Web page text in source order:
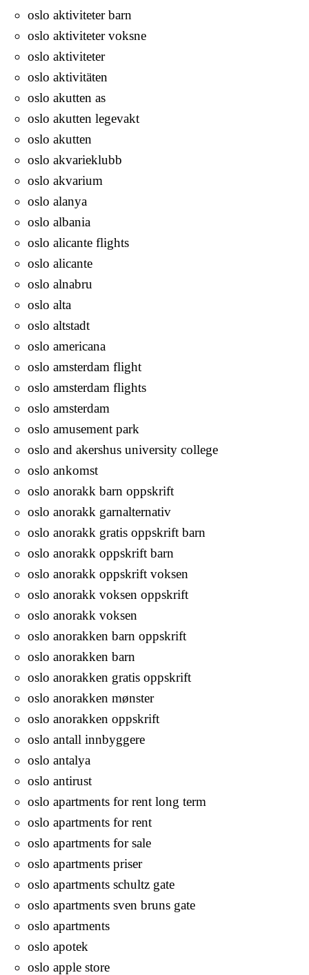
oslo aktiviteter barn
oslo aktiviteter voksne
oslo aktiviteter
oslo aktivitäten
oslo akutten as
oslo akutten legevakt
oslo akutten
oslo akvarieklubb
oslo akvarium
oslo alanya
oslo albania
oslo alicante flights
oslo alicante
oslo alnabru
oslo alta
oslo altstadt
oslo americana
oslo amsterdam flight
oslo amsterdam flights
oslo amsterdam
oslo amusement park
oslo and akershus university college
oslo ankomst
oslo anorakk barn oppskrift
oslo anorakk garnalternativ
oslo anorakk gratis oppskrift barn
oslo anorakk oppskrift barn
oslo anorakk oppskrift voksen
oslo anorakk voksen oppskrift
oslo anorakk voksen
oslo anorakken barn oppskrift
oslo anorakken barn
oslo anorakken gratis oppskrift
oslo anorakken mønster
oslo anorakken oppskrift
oslo antall innbyggere
oslo antalya
oslo antirust
oslo apartments for rent long term
oslo apartments for rent
oslo apartments for sale
oslo apartments priser
oslo apartments schultz gate
oslo apartments sven bruns gate
oslo apartments
oslo apotek
oslo apple store